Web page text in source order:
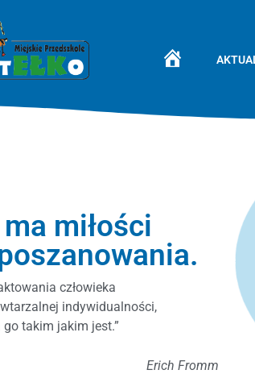
STRONA GŁÓWNA
ma miłości
człowieka
indywidualności,
go takim jakim jest.”
Erich Fromm